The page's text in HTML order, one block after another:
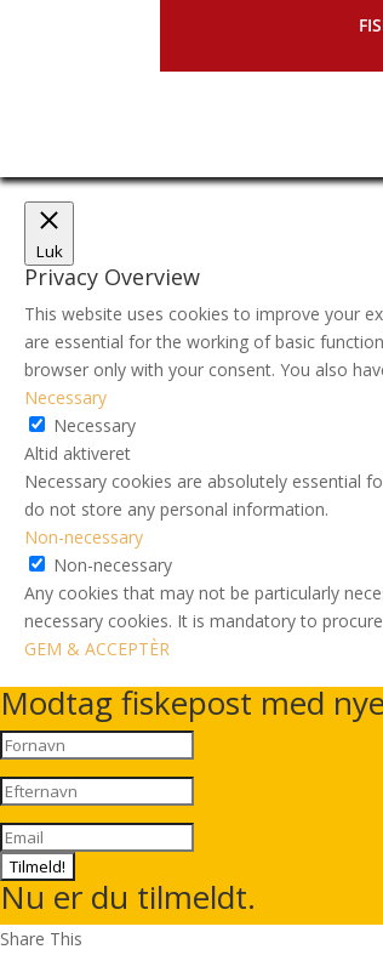
Luk
Privacy Overview
This website uses cookies to improve your
are essential for the working of basic
browser only with your consent. You also
Necessary
Necessary
Altid aktiveret
Necessary cookies are absolutely essential
do not store any personal information.
Non-necessary
Non-necessary
Any cookies that may not be particularly
necessary cookies. It is mandatory to
GEM & ACCEPTÈR
Modtag fiskepost med
Tilmeld!
Nu er du tilmeldt.
Share This